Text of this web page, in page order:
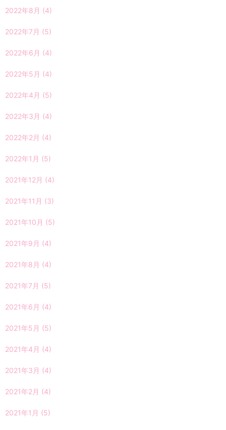
2022年8月 (4)
2022年7月 (5)
2022年6月 (4)
2022年5月 (4)
2022年4月 (5)
2022年3月 (4)
2022年2月 (4)
2022年1月 (5)
2021年12月 (4)
2021年11月 (3)
2021年10月 (5)
2021年9月 (4)
2021年8月 (4)
2021年7月 (5)
2021年6月 (4)
2021年5月 (5)
2021年4月 (4)
2021年3月 (4)
2021年2月 (4)
2021年1月 (5)